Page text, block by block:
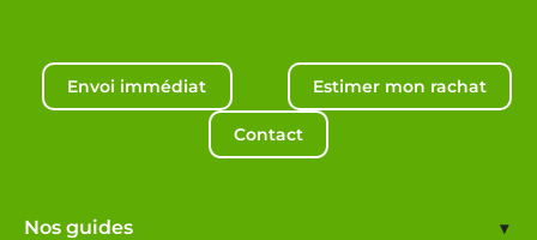
Envoi immédiat Estimer mon rachat
Contact
Nos guides ▾